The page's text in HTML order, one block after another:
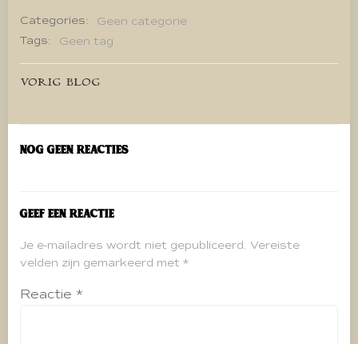
Categories:
Geen categorie
Tags:
Geen tag
Bericht
navigatie
VORIG BLOG
Nog geen reacties
Geef een reactie
Je e-mailadres wordt niet gepubliceerd. Vereiste
velden zijn gemarkeerd met *
Reactie *